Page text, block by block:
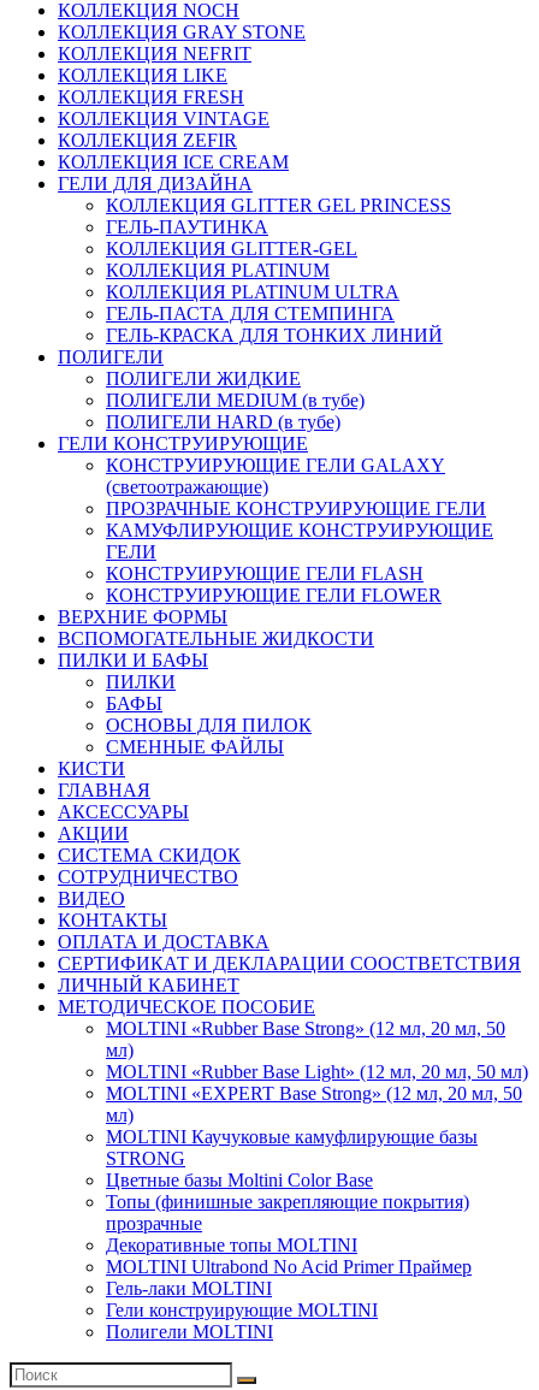
КОЛЛЕКЦИЯ NOCH
КОЛЛЕКЦИЯ GRAY STONE
КОЛЛЕКЦИЯ NEFRIT
КОЛЛЕКЦИЯ LIKE
КОЛЛЕКЦИЯ FRESH
КОЛЛЕКЦИЯ VINTAGE
КОЛЛЕКЦИЯ ZEFIR
КОЛЛЕКЦИЯ ICE CREAM
ГЕЛИ ДЛЯ ДИЗАЙНА
КОЛЛЕКЦИЯ GLITTER GEL PRINCESS
ГЕЛЬ-ПАУТИНКА
КОЛЛЕКЦИЯ GLITTER-GEL
КОЛЛЕКЦИЯ PLATINUM
КОЛЛЕКЦИЯ PLATINUM ULTRA
ГЕЛЬ-ПАСТА ДЛЯ СТЕМПИНГА
ГЕЛЬ-КРАСКА ДЛЯ ТОНКИХ ЛИНИЙ
ПОЛИГЕЛИ
ПОЛИГЕЛИ ЖИДКИЕ
ПОЛИГЕЛИ MEDIUM (в тубе)
ПОЛИГЕЛИ HARD (в тубе)
ГЕЛИ КОНСТРУИРУЮЩИЕ
КОНСТРУИРУЮЩИЕ ГЕЛИ GALAXY
(светоотражающие)
ПРОЗРАЧНЫЕ КОНСТРУИРУЮЩИЕ ГЕЛИ
КАМУФЛИРУЮЩИЕ КОНСТРУИРУЮЩИЕ
ГЕЛИ
КОНСТРУИРУЮЩИЕ ГЕЛИ FLASH
КОНСТРУИРУЮЩИЕ ГЕЛИ FLOWER
ВЕРХНИЕ ФОРМЫ
ВСПОМОГАТЕЛЬНЫЕ ЖИДКОСТИ
ПИЛКИ И БАФЫ
ПИЛКИ
БАФЫ
ОСНОВЫ ДЛЯ ПИЛОК
СМЕННЫЕ ФАЙЛЫ
КИСТИ
ГЛАВНАЯ
АКСЕССУАРЫ
АКЦИИ
СИСТЕМА СКИДОК
СОТРУДНИЧЕСТВО
ВИДЕО
КОНТАКТЫ
ОПЛАТА И ДОСТАВКА
СЕРТИФИКАТ И ДЕКЛАРАЦИИ СООСТВЕТСТВИЯ
ЛИЧНЫЙ КАБИНЕТ
МЕТОДИЧЕСКОЕ ПОСОБИЕ
MOLTINI «Rubber Base Strong» (12 мл, 20 мл, 50
мл)
MOLTINI «Rubber Base Light» (12 мл, 20 мл, 50 мл)
MOLTINI «EXPERT Base Strong» (12 мл, 20 мл, 50
мл)
MOLTINI Каучуковые камуфлирующие базы
STRONG
Цветные базы Moltini Color Base
Топы (финишные закрепляющие покрытия)
прозрачные
Декоративные топы MOLTINI
MOLTINI Ultrabond No Acid Primer Праймер
Гель-лаки MOLTINI
Гели конструирующие MOLTINI
Полигели MOLTINI